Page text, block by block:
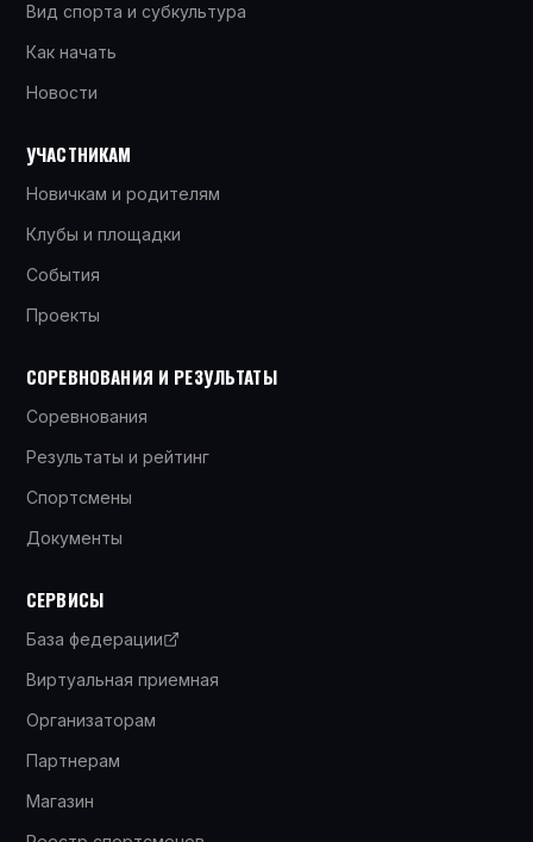
Вид спорта и субкультура
Как начать
Новости
УЧАСТНИКАМ
Новичкам и родителям
Клубы и площадки
События
Проекты
СОРЕВНОВАНИЯ И РЕЗУЛЬТАТЫ
Соревнования
Результаты и рейтинг
Спортсмены
Документы
СЕРВИСЫ
База федерации
Виртуальная приемная
Организаторам
Партнерам
Магазин